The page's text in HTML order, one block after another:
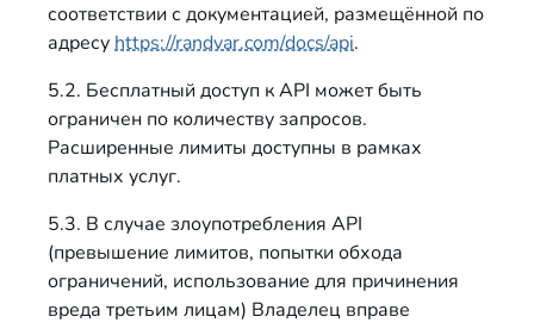
соответствии с документацией, размещённой по
адресуhttps://randvar.com/docs/api.
5.2. Бесплатный доступ к API может быть
ограничен по количеству запросов.
Расширенные лимиты доступны в рамках
платных услуг.
5.3. В случае злоупотребления API
(превышение лимитов, попытки обхода
ограничений, использование для причинения
вреда третьим лицам) Владелец вправе